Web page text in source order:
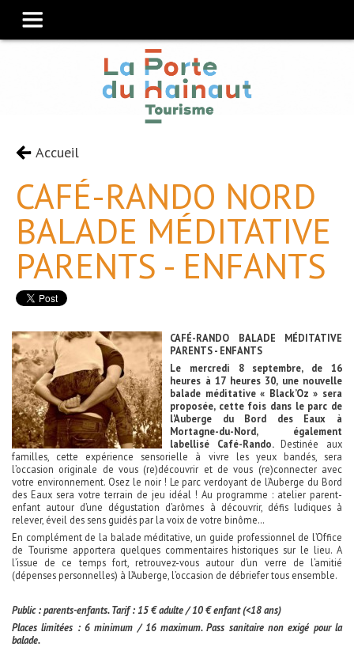
Accueil
CAFÉ-RANDO NORD
BALADE MÉDITATIVE
PARENTS - ENFANTS
CAFÉ-RANDO BALADE MÉDITATIVE
PARENTS - ENFANTS
Le mercredi 8 septembre, de 16
heures à 17 heures 30, une nouvelle
balade méditative « Black’Oz » sera
proposée, cette fois dans le parc de
l'Auberge du Bord des Eaux à
Mortagne-du-Nord, également
labellisé Café-Rando. Destinée aux
familles, cette expérience sensorielle à vivre les yeux bandés, sera
l’occasion originale de vous (re)découvrir et de vous (re)connecter avec
votre environnement. Osez le noir ! Le parc verdoyant de l’Auberge du Bord
des Eaux sera votre terrain de jeu idéal ! Au programme : atelier parent-
enfant autour d’une dégustation d’arômes à découvrir, défis ludiques à
relever, éveil des sens guidés par la voix de votre binôme…
En complément de la balade méditative, un guide professionnel de l’Office
de Tourisme apportera quelques commentaires historiques sur le lieu. A
l’issue de ce temps fort, retrouvez-vous autour d’un verre de l’amitié
(dépenses personnelles) à l’Auberge, l’occasion de débriefer tous ensemble.
Public : parents-enfants. Tarif : 15 € adulte / 10 € enfant (<18 ans)
Places limitées : 6 minimum / 16 maximum. Pass sanitaire non exigé pour la
balade.